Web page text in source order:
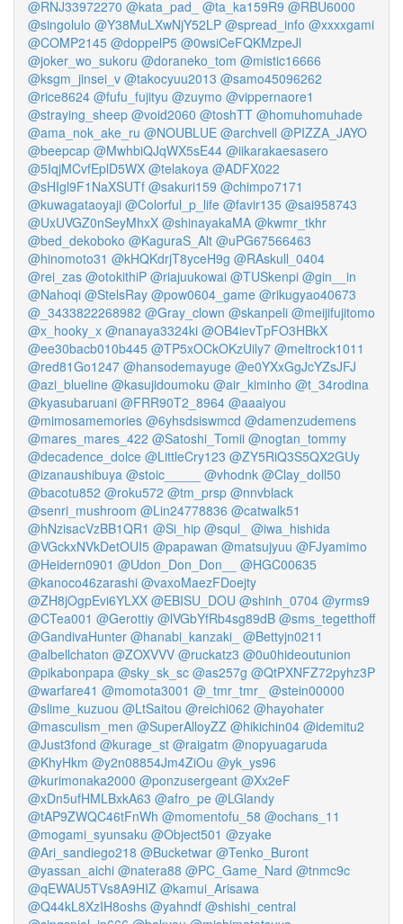
@RNJ33972270 @kata_pad_ @ta_ka159R9 @RBU6000
@singolulo @Y38MuLXwNjY52LP @spread_info @xxxxgami
@COMP2145 @doppelP5 @0wsiCeFQKMzpeJl
@joker_wo_sukoru @doraneko_tom @mistic16666
@ksgm_jinsei_v @takocyuu2013 @samo45096262
@rice8624 @fufu_fujityu @zuymo @vippernaore1
@straying_sheep @void2060 @toshTT @homuhomuhade
@ama_nok_ake_ru @NOUBLUE @archvell @PIZZA_JAYO
@beepcap @MwhbiQJqWX5sE44 @iikarakaesasero
@5IqjMCvfEplD5WX @telakoya @ADFX022
@sHIgl9F1NaXSUTf @sakuri159 @chimpo7171
@kuwagataoyaji @Colorful_p_life @favir135 @sai958743
@UxUVGZ0nSeyMhxX @shinayakaMA @kwmr_tkhr
@bed_dekoboko @KaguraS_Alt @uPG67566463
@hinomoto31 @kHQKdrjT8yceH9g @RAskull_0404
@rei_zas @otokithiP @riajuukowai @TUSkenpi @gin__in
@Nahoqi @StelsRay @pow0604_game @rikugyao40673
@_3433822268982 @Gray_clown @skanpeli @meijifujitomo
@x_hooky_x @nanaya3324ki @OB4ievTpFO3HBkX
@ee30bacb010b445 @TP5xOCkOKzUily7 @meltrock1011
@red81Go1247 @hansodemayuge @e0YXxGgJcYZsJFJ
@azi_blueline @kasujidoumoku @air_kiminho @t_34rodina
@kyasubaruani @FRR90T2_8964 @aaaiyou
@mimosamemories @6yhsdsiswmcd @damenzudemens
@mares_mares_422 @Satoshi_Tomii @nogtan_tommy
@decadence_dolce @LittleCry123 @ZY5RiQ3S5QX2GUy
@izanaushibuya @stoic_____ @vhodnk @Clay_doll50
@bacotu852 @roku572 @tm_prsp @nnvblack
@senri_mushroom @Lin24778836 @catwalk51
@hNzisacVzBB1QR1 @Si_hip @squl_
@iwa_hishida
@VGckxNVkDetOUI5 @papawan @matsujyuu @FJyamimo
@Heidern0901 @Udon_Don_Don__
@HGC00635
@kanoco46zarashi @vaxoMaezFDoejty
@ZH8jOgpEvi6YLXX @EBISU_DOU @shinh_0704 @yrms9
@CTea001 @Gerottiy @lVGbYfRb4sg89dB @sms_tegetthoff
@GandivaHunter @hanabi_kanzaki_ @Bettyjn0211
@albellchaton @ZOXVVV @ruckatz3 @0u0hideoutunion
@pikabonpapa @sky_sk_sc @as257g @QtPXNFZ72pyhz3P
@warfare41 @momota3001 @_tmr_tmr_ @stein00000
@slime_kuzuou @LtSaitou @reichi062 @hayohater
@masculism_men @SuperAlloyZZ @hikichin04 @idemitu2
@Just3fond @kurage_st @raigatm @nopyuagaruda
@KhyHkm @y2n08854Jm4ZiOu @yk_ys96
@kurimonaka2000 @ponzusergeant @Xx2eF
@xDn5ufHMLBxkA63 @afro_pe @LGlandy
@tAP9ZWQC46tFnWh @momentofu_58 @ochans_11
@mogami_syunsaku @Object501 @zyake
@Ari_sandiego218 @Bucketwar @Tenko_Buront
@yassan_aichi @natera88 @PC_Game_Nard @tnmc9c
@qEWAU5TVs8A9HIZ @kamui_Arisawa
@Q44kL8XzIH8oshs @yahndf @shishi_central